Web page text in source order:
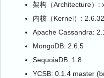
架构（Architecture）:
内核（Kernel）: 2.6.32
Apache Cassandra:
MongoDB: 2.6.5
SequoiaDB: 1.8
YCSB: 0.1.4 master